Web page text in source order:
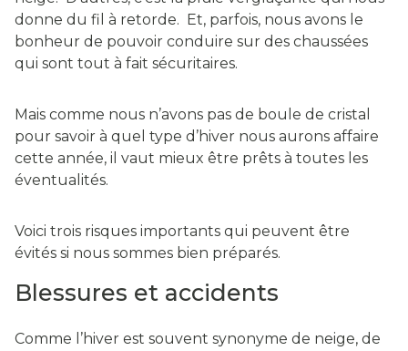
donne du fil à retorde. Et, parfois, nous avons le
bonheur de pouvoir conduire sur des chaussées
qui sont tout à fait sécuritaires.
Mais comme nous n’avons pas de boule de cristal
pour savoir à quel type d’hiver nous aurons affaire
cette année, il vaut mieux être prêts à toutes les
éventualités.
Voici trois risques importants qui peuvent être
évités si nous sommes bien préparés.
Blessures et accidents
Comme l’hiver est souvent synonyme de neige, de